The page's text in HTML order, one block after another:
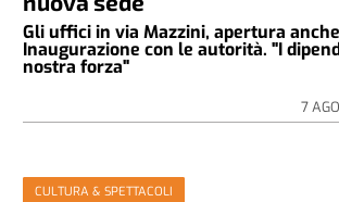
Gli uffici in via Mazzini, apertura
Inaugurazione con le autorità. "I
nostra forza"
7
CULTURA & SPETTACOLI